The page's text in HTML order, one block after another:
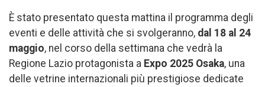
È stato presentato questa mattina il programma degli
eventi e delle attività che si svolgeranno, dal 18 al 24
maggio, nel corso della settimana che vedrà la
Regione Lazio protagonista a Expo 2025 Osaka, una
delle vetrine internazionali più prestigiose dedicate